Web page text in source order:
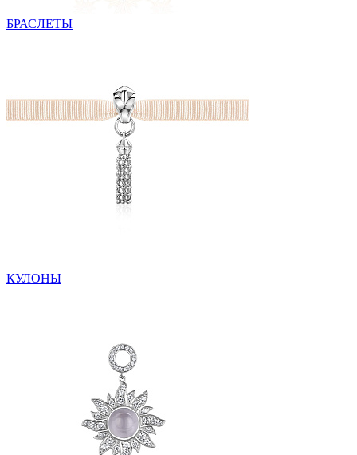
БРАСЛЕТЫ
КУЛОНЫ